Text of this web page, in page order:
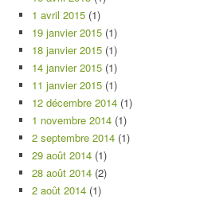
1 avril 2015 (1)
19 janvier 2015 (1)
18 janvier 2015 (1)
14 janvier 2015 (1)
11 janvier 2015 (1)
12 décembre 2014 (1)
1 novembre 2014 (1)
2 septembre 2014 (1)
29 août 2014 (1)
28 août 2014 (2)
2 août 2014 (1)